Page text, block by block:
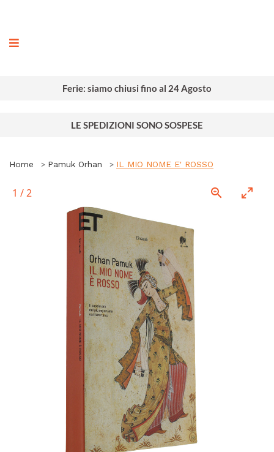
Ferie: siamo chiusi fino al 24 Agosto
LE SPEDIZIONI SONO SOSPESE
Home Pamuk Orhan IL MIO NOME E' ROSSO
1 /2